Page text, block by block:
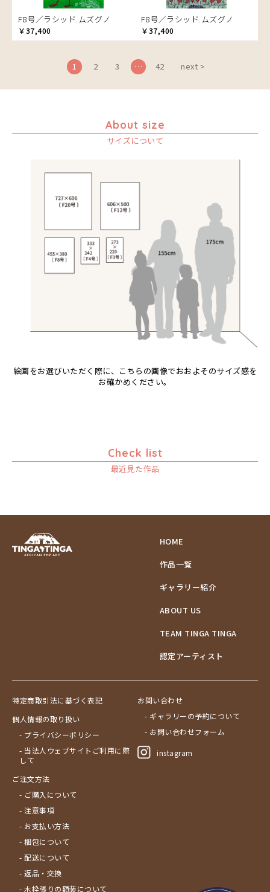
漁
ワニ
F8号／ラシッド.ムズグノ
￥37,400
F8号／ラシッド.ムズグノ
￥37,400
1 2 3 … 42 next >
About size
サイズについて
絵画をお選びいただく際に、こちらの画像でおおよそのサイズ感を
お確かめください。
Check list
最近見た作品
HOME
作品一覧
ギャラリー紹介
ABOUT US
TEAM TINGA TINGA
認定アーティスト
特定商取引法に基づく表記
個人情報の取り扱い
- プライバシーポリシー
- 当法人ウェブサイトご利用に際
して
ご注文方法
- ご購入について
- 注意事項
- お支払い方法
- 梱包について
- 配送について
- 返品・交換
- 木枠張りの額装について
お問い合わせ
- ギャラリーの予約について
- お問い合わせフォーム
instagram